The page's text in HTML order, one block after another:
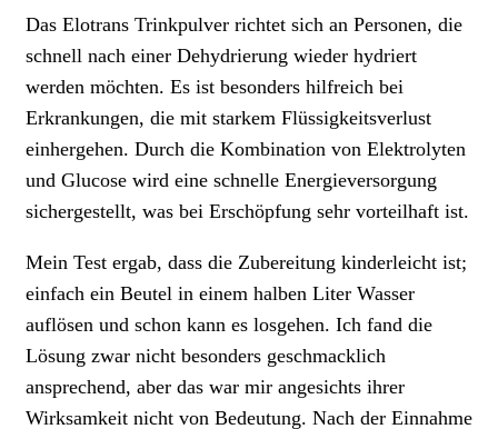
Das Elotrans Trinkpulver richtet sich an Personen, die
schnell nach einer Dehydrierung wieder hydriert
werden möchten. Es ist besonders hilfreich bei
Erkrankungen, die mit starkem Flüssigkeitsverlust
einhergehen. Durch die Kombination von Elektrolyten
und Glucose wird eine schnelle Energieversorgung
sichergestellt, was bei Erschöpfung sehr vorteilhaft ist.
Mein Test ergab, dass die Zubereitung kinderleicht ist;
einfach ein Beutel in einem halben Liter Wasser
auflösen und schon kann es losgehen. Ich fand die
Lösung zwar nicht besonders geschmacklich
ansprechend, aber das war mir angesichts ihrer
Wirksamkeit nicht von Bedeutung. Nach der Einnahme